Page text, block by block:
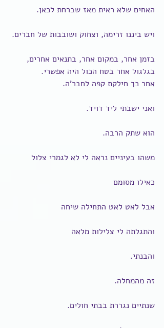
האחים שלא ראית מאז שברחת לכאן.
ויש ביננו זרימה, וצחוק ושובבות של חברים.
בזמן אחר, במקום אחר, בתנאים אחרים,
בגלגול אחר בטח הכול היה אפשרי.
אחר כך חילקת קפה לחבר'ה.
ואני ישבתי ליד דויד.
הוא שתק הרבה.
משהו בעיניים נראה לי לא לגמרי צלול
כאילו מסומם
אבל לאט לאט התחילה שיחה
והתגלתה לי צלילות מלאה
והבנתי.
זה מהמחלה.
שנתיים נגררת בבתי חולים.